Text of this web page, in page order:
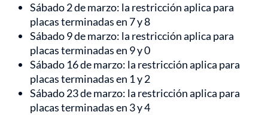
Sábado 2 de marzo: la restricción aplica para
placas terminadas en 7 y 8
Sábado 9 de marzo: la restricción aplica para
placas terminadas en 9 y 0
Sábado 16 de marzo: la restricción aplica para
placas terminadas en 1 y 2
Sábado 23 de marzo: la restricción aplica para
placas terminadas en 3 y 4